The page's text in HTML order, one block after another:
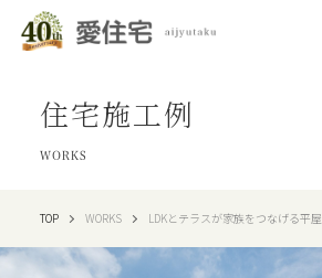
住宅施工例
WORKS
TOP WORKS LDKとテラスが家族をつなげる平屋